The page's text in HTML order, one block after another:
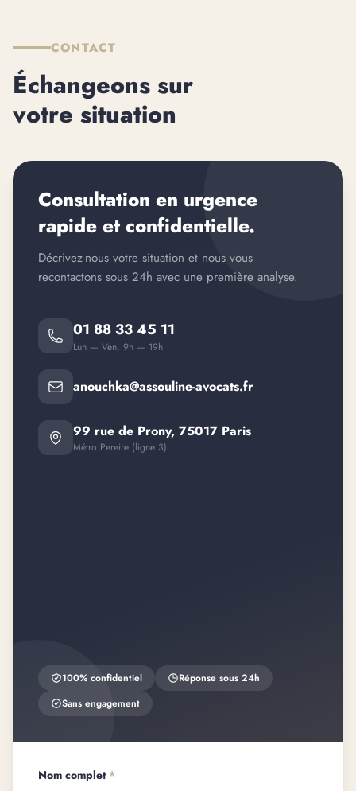
CONTACT
Échangeons sur
votre situation
Consultation en urgence
rapide et confidentielle.
Décrivez-nous votre situation et nous vous
recontactons sous 24h avec une première analyse.
01 88 33 45 11
Lun — Ven, 9h — 19h
anouchka@assouline-avocats.fr
99 rue de Prony, 75017 Paris
Métro Pereire (ligne 3)
100% confidentiel
Réponse sous 24h
Sans engagement
Nom complet *